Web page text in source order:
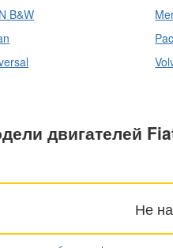
B&W
двигателей
Не